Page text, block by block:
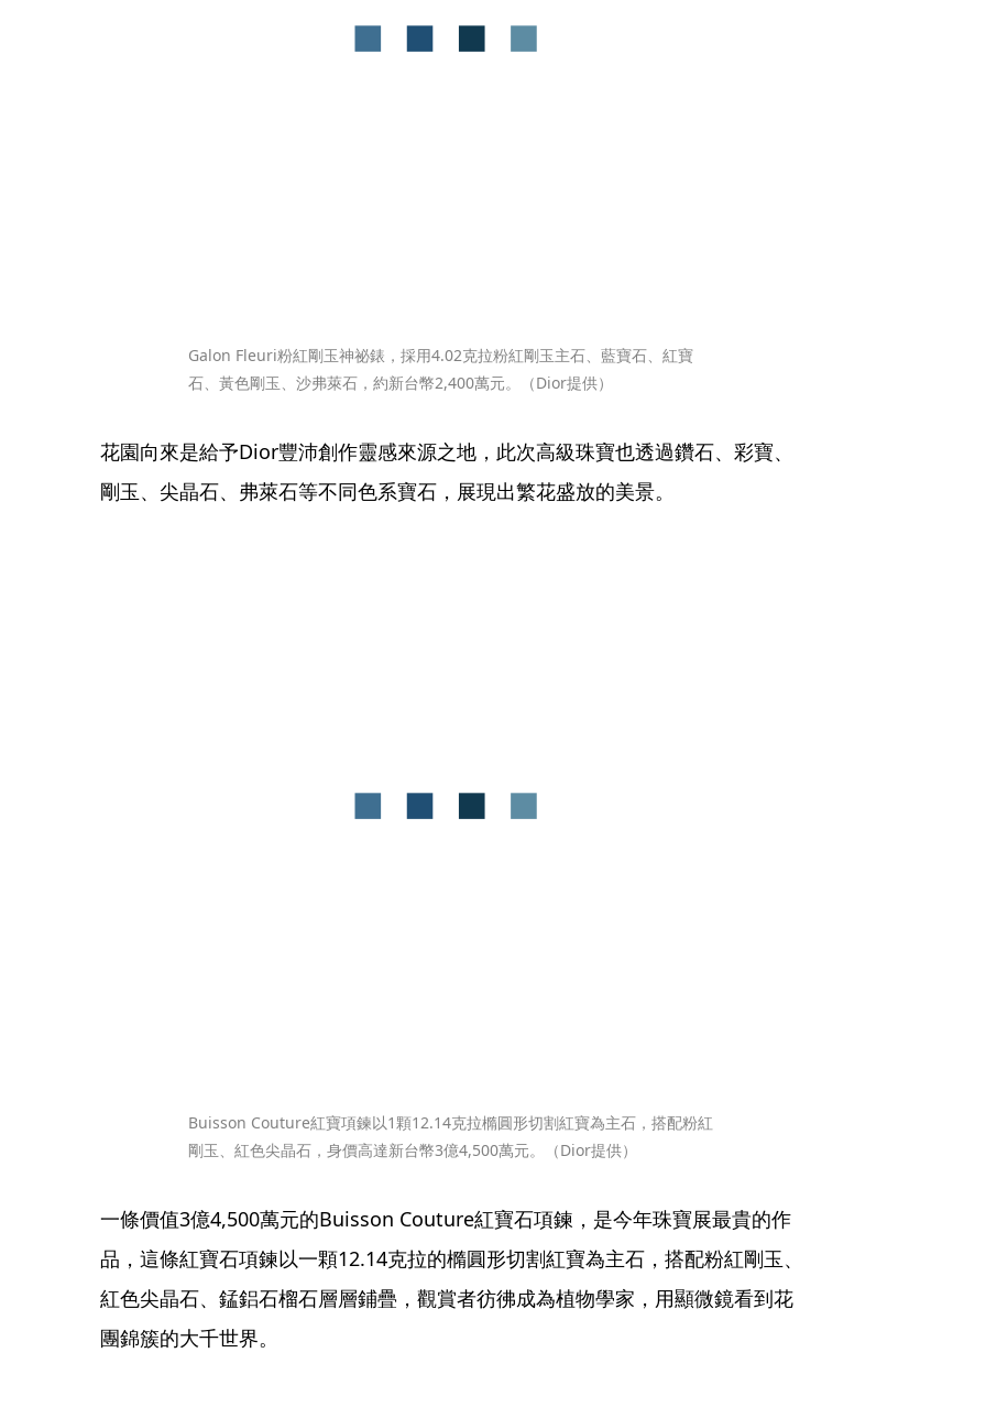
Galon Fleuri粉紅剛玉神祕錶，採用4.02克拉粉紅剛玉主石、藍寶石、紅寶
石、黃色剛玉、沙弗萊石，約新台幣2,400萬元。（Dior提供）
花園向來是給予Dior豐沛創作靈感來源之地，此次高級珠寶也透過鑽石、彩寶、
剛玉、尖晶石、弗萊石等不同色系寶石，展現出繁花盛放的美景。
Buisson Couture紅寶項鍊以1顆12.14克拉橢圓形切割紅寶為主石，搭配粉紅
剛玉、紅色尖晶石，身價高達新台幣3億4,500萬元。（Dior提供）
一條價值3億4,500萬元的Buisson Couture紅寶石項鍊，是今年珠寶展最貴的作
品，這條紅寶石項鍊以一顆12.14克拉的橢圓形切割紅寶為主石，搭配粉紅剛玉、
紅色尖晶石、錳鋁石榴石層層鋪疊，觀賞者彷彿成為植物學家，用顯微鏡看到花
團錦簇的大千世界。